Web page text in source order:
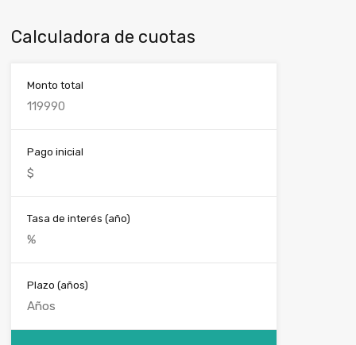
Calculadora de cuotas
Monto total
Pago inicial
Tasa de interés (año)
Plazo (años)